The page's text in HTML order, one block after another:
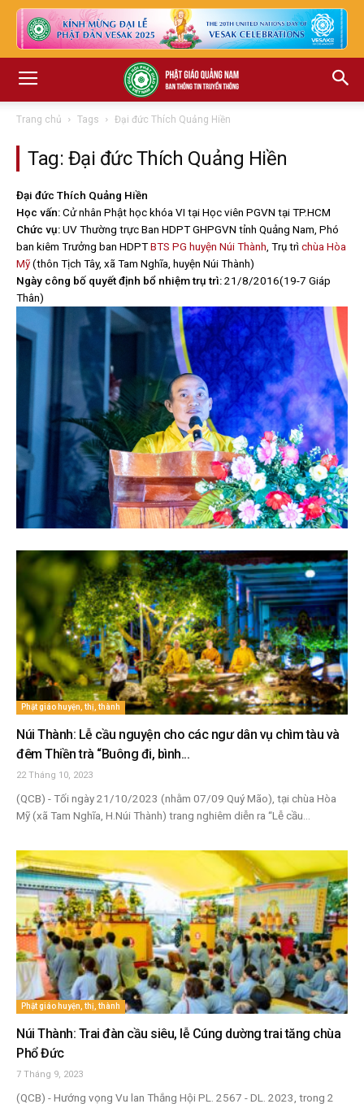
Trang chủ Tags Đại đức Thích Quảng Hiền
Tag: Đại đức Thích Quảng Hiền
Đại đức Thích Quảng Hiền
Học vấn:Cử nhân Phật học khóa VI tại Học viên PGVN tại TP.HCM
Chức vụ:UV Thường trực Ban HDPT GHPGVN tỉnh Quảng Nam, Phó
ban kiêm Trưởng ban HDPTBTS PG huyện Núi Thành , Trụ trì chùa Hòa
Mỹ(thôn Tịch Tây, xã Tam Nghĩa, huyện Núi Thành)
Ngày công bố quyết định bổ nhiệm trụ trì:21/8/2016(19-7 Giáp
Thân)
Phật giáo huyện, thị, thành
Núi Thành: Lễ cầu nguyện cho các ngư dân vụ chìm tàu và
đêm Thiền trà “Buông đi, bình...
22 Tháng 10, 2023
(QCB) - Tối ngày 21/10/2023 (nhằm 07/09 Quý Mão), tại chùa Hòa
Mỹ (xã Tam Nghĩa, H.Núi Thành) trang nghiêm diễn ra “Lễ cầu...
Phật giáo huyện, thị, thành
Núi Thành: Trai đàn cầu siêu, lễ Cúng dường trai tăng chùa
Phổ Đức
7 Tháng 9, 2023
(QCB) - Hướng vọng Vu lan Thắng Hội PL. 2567 - DL. 2023, trong 2